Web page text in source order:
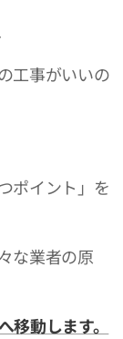
工事がいいの
ポイント」を
な業者の原
動します。